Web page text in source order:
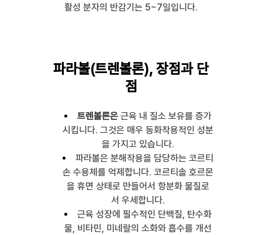
활성 분자의 반감기는 5~7일입니다.
파라볼(트렌볼론), 장점과 단
점
트렌볼론은 근육 내 질소 보유를 증가
시킵니다. 그것은 매우 동화작용적인 성분
을 가지고 있습니다.
파라볼은 분해작용을 담당하는 코르티
손 수용체를 억제합니다. 코르티솔 호르몬
을 휴면 상태로 만들어서 항분화 물질로
서 우세합니다.
근육 성장에 필수적인 단백질, 탄수화
물, 비타민, 미네랄의 소화와 흡수를 개선